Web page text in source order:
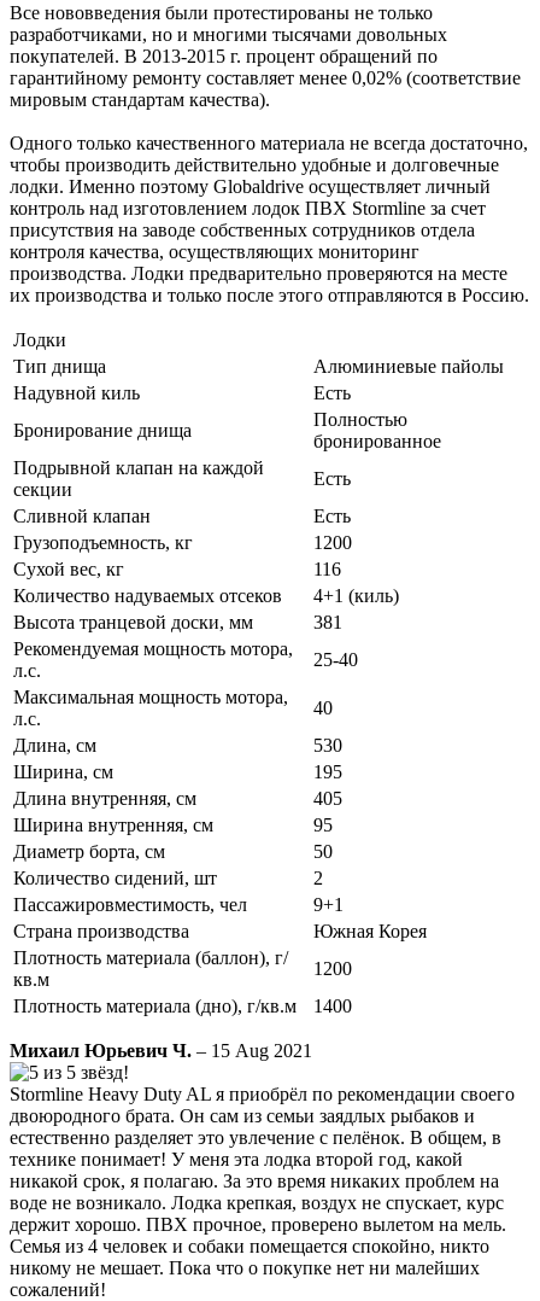
Все нововведения были протестированы не только
разработчиками, но и многими тысячами довольных
покупателей. В 2013-2015 г. процент обращений по
гарантийному ремонту составляет менее 0,02% (соответствие
мировым стандартам качества).
Одного только качественного материала не всегда достаточно,
чтобы производить действительно удобные и долговечные
лодки. Именно поэтому Globaldrive осуществляет личный
контроль над изготовлением лодок ПВХ Stormline за счет
присутствия на заводе собственных сотрудников отдела
контроля качества, осуществляющих мониторинг
производства. Лодки предварительно проверяются на месте
их производства и только после этого отправляются в Россию.
Лодки
Тип днища
Алюминиевые пайолы
Надувной киль
Есть
Бронирование днища
Полностью
бронированное
Подрывной клапан на каждой
секции
Есть
Сливной клапан
Есть
Грузоподъемность, кг
1200
Сухой вес, кг
116
Количество надуваемых отсеков
4+1 (киль)
Высота транцевой доски, мм
381
Рекомендуемая мощность мотора,
л.с.
25-40
Максимальная мощность мотора,
л.с.
40
Длина, см
530
Ширина, см
195
Длина внутренняя, см
405
Ширина внутренняя, см
95
Диаметр борта, см
50
Количество сидений, шт
2
Пассажировместимость, чел
9+1
Страна производства
Южная Корея
Плотность материала (баллон), г/
кв.м
1200
Плотность материала (дно), г/кв.м
1400
Михаил Юрьевич Ч. – 15 Aug 2021
Stormline Heavy Duty AL я приобрёл по рекомендации своего
двоюродного брата. Он сам из семьи заядлых рыбаков и
естественно разделяет это увлечение с пелёнок. В общем, в
технике понимает! У меня эта лодка второй год, какой
никакой срок, я полагаю. За это время никаких проблем на
воде не возникало. Лодка крепкая, воздух не спускает, курс
держит хорошо. ПВХ прочное, проверено вылетом на мель.
Семья из 4 человек и собаки помещается спокойно, никто
никому не мешает. Пока что о покупке нет ни малейших
сожалений!